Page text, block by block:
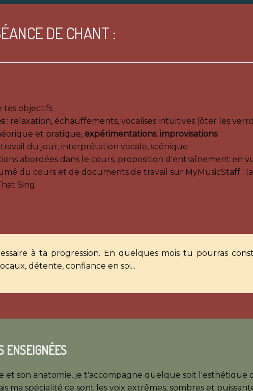
DE CHANT :
tes objectifs
: relaxation, échauffements, vocalises intuitives (ôter les
et pratique, expérimentations, improvisations
du jour, interprétation vocale, scénique
abordées dans le cours, proposition d'entraînement en
du cours et de documents de travail sur MyMusicStaff :
Sing.
à ta progression. En quelques mois tu pourras
détente, confiance en soi...
ENSEIGNÉES
et son anatomie, je t'accompagne quelque soit
ma spécialité ce sont les voix extrêmes, sombres et